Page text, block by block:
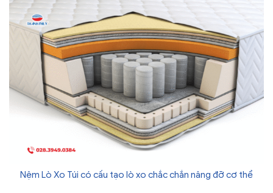
Nệm Lò Xo Túi có cấu tạo lò xo chắc chắn nâng đỡ cơ thể